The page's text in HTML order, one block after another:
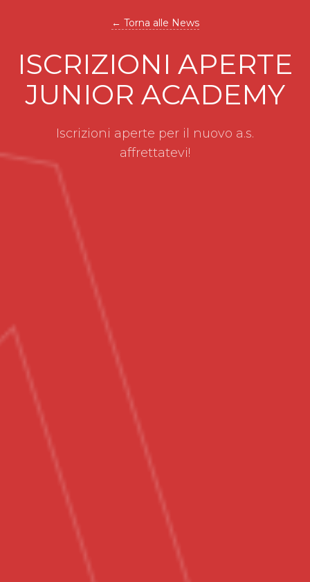
← Torna alle News
ISCRIZIONI APERTE
JUNIOR ACADEMY
Iscrizioni aperte per il nuovo a.s.
affrettatevi!